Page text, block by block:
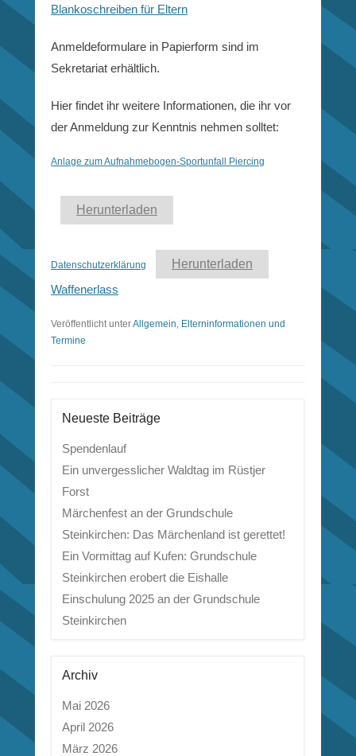
Blankoschreiben für Eltern
Anmeldeformulare in Papierform sind im
Sekretariat erhältlich.
Hier findet ihr weitere Informationen, die ihr vor
der Anmeldung zur Kenntnis nehmen solltet:
Anlage zum Aufnahmebogen-Sportunfall Piercing
Herunterladen
Datenschutzerklärung
Herunterladen
Waffenerlass
Veröffentlicht unterAllgemein Elterninformationen und
Termine
Neueste Beiträge
Spendenlauf
Ein unvergesslicher Waldtag im Rüstjer
Forst
Märchenfest an der Grundschule
Steinkirchen: Das Märchenland ist gerettet!
Ein Vormittag auf Kufen: Grundschule
Steinkirchen erobert die Eishalle
Einschulung 2025 an der Grundschule
Steinkirchen
Archiv
Mai 2026
April 2026
März 2026